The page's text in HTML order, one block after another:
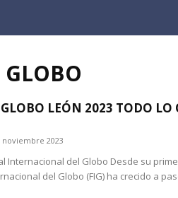
GLOBO
LEÓN 2023 TODO LO
noviembre 2023
Internacional del Globo Desde su
del Globo (FIG) ha crecido a